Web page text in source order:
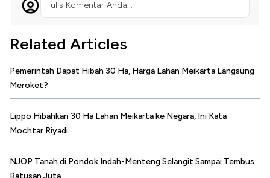
Tulis Komentar Anda...
Related Articles
Pemerintah Dapat Hibah 30 Ha, Harga Lahan Meikarta Langsung
Meroket?
Lippo Hibahkan 30 Ha Lahan Meikarta ke Negara, Ini Kata
Mochtar Riyadi
NJOP Tanah di Pondok Indah-Menteng Selangit Sampai Tembus